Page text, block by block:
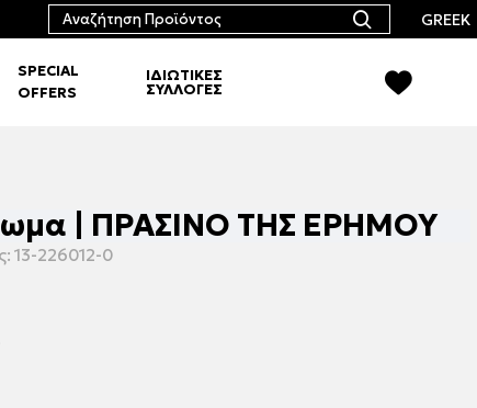
GREEK
SPECIAL
OFFERS
ΙΔΙΩΤΙΚΕΣ
ΣΥΛΛΟΓΕΣ
| ΠΡΑΣΙΝΟ ΤΗΣ ΕΡΗΜΟΥ
13-226012-0